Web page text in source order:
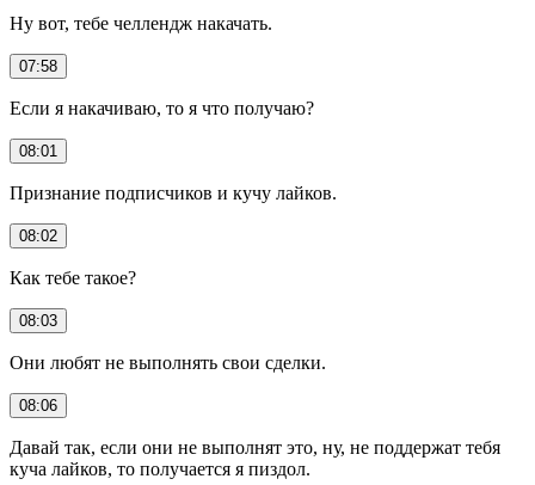
Ну вот, тебе челлендж накачать.
07:58
Если я накачиваю, то я что получаю?
08:01
Признание подписчиков и кучу лайков.
08:02
Как тебе такое?
08:03
Они любят не выполнять свои сделки.
08:06
Давай так, если они не выполнят это, ну, не поддержат тебя
куча лайков, то получается я пиздол.